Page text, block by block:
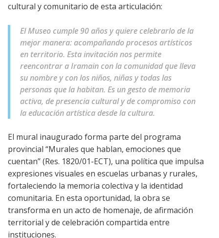
cultural y comunitario de esta articulación:
El Museo cumple 90 años y quiere celebrarlo de la
mejor manera: acompañando procesos artísticos
en territorio. Esta invitación nos permite
reencontrar a Iramain con la comunidad que lleva
su nombre y con los niños, niñas y todas las
personas que la habitan. Es un gesto de memoria
activa, de presencia cultural y de compromiso con
la educación artística desde la cultura.
El mural inaugurado forma parte del programa
provincial “Murales que hablan, emociones que
cuentan” (Res. 1820/01-ECT), una política que impulsa
expresiones visuales en escuelas urbanas y rurales,
fortaleciendo la memoria colectiva y la identidad
comunitaria. En esta oportunidad, la obra se
transforma en un acto de homenaje, de afirmación
territorial y de celebración compartida entre
instituciones.